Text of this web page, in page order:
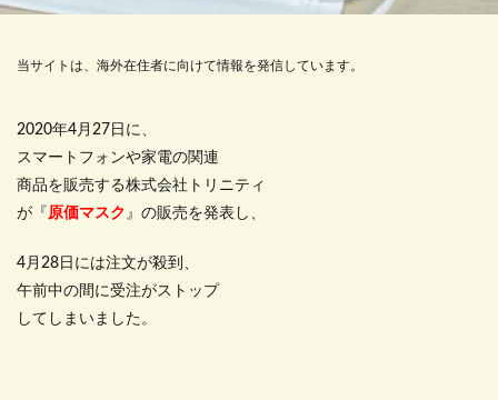
当サイトは、海外在住者に向けて情報を発信しています。
2020年4月27日に、
スマートフォンや家電の関連
商品を販売する株式会社トリニティ
が『 原価マスク 』の販売を発表し、
4月28日には注文が殺到、
午前中の間に受注がストップ
してしまいました。